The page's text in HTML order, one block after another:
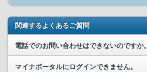
関連するよくあるご質問
電話でのお問い合わせはできないのですか。
マイナポータルにログインできません。